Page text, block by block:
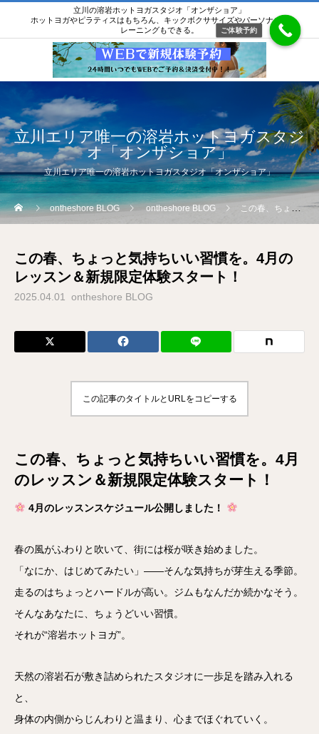
立川の溶岩ホットヨガスタジオ「オンザショア」
ホットヨガやピラティスはもちろん、キックボクササイズやパーソナルト
レーニングもできる。
立川エリア唯一の溶岩ホットヨガスタジ
オ「オンザショア」
立川エリア唯一の溶岩ホットヨガスタジオ「オンザショア」
ontheshore BLOG ontheshore BLOG この春、ちょっと気持ちいい習慣を。4月のレッスン＆新規限定体験スタート！
この春、ちょっと気持ちいい習慣を。4月の
レッスン＆新規限定体験スタート！
2025.04.01 ontheshore BLOG
この記事のタイトルとURLをコピーする
この春、ちょっと気持ちいい習慣を。4月
のレッスン＆新規限定体験スタート！
4月のレッスンスケジュール公開しました！
春の風がふわりと吹いて、街には桜が咲き始めました。
「なにか、はじめてみたい」——そんな気持ちが芽生える季節。
走るのはちょっとハードルが高い。ジムもなんだか続かなそう。
そんなあなたに、ちょうどいい習慣。
それが“溶岩ホットヨガ”。
天然の溶岩石が敷き詰められたスタジオに一歩足を踏み入れる
と、
身体の内側からじんわりと温まり、心までほぐれていく。
ご体験予約